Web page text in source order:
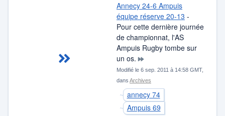
Annecy 24-6 Ampuis
équipe réserve 20-13 -
Pour cette dernière journée
de championnat, l'AS
Ampuis Rugby tombe sur
un os.
Modifié le 6 sep. 2011 à 14:58 GMT,
dans Archives
annecy 74
Ampuis 69